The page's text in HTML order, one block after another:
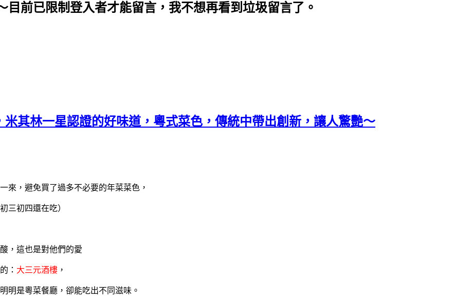
前已限制登入者才能留言，我不想再看到垃圾留言了。
其林一星認證的好味道，粵式菜色，傳統中帶出創新，讓人驚艷～
來，避免買了過多不必要的年菜菜色，
三初四還在吃）
，這也是對他們的愛
： 大三元酒樓 ，
明是粵菜餐廳，卻能吃出不同滋味。